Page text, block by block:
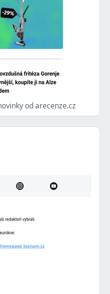
od arecenze.cz